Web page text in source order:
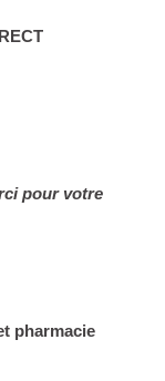
pour votre
pharmacie